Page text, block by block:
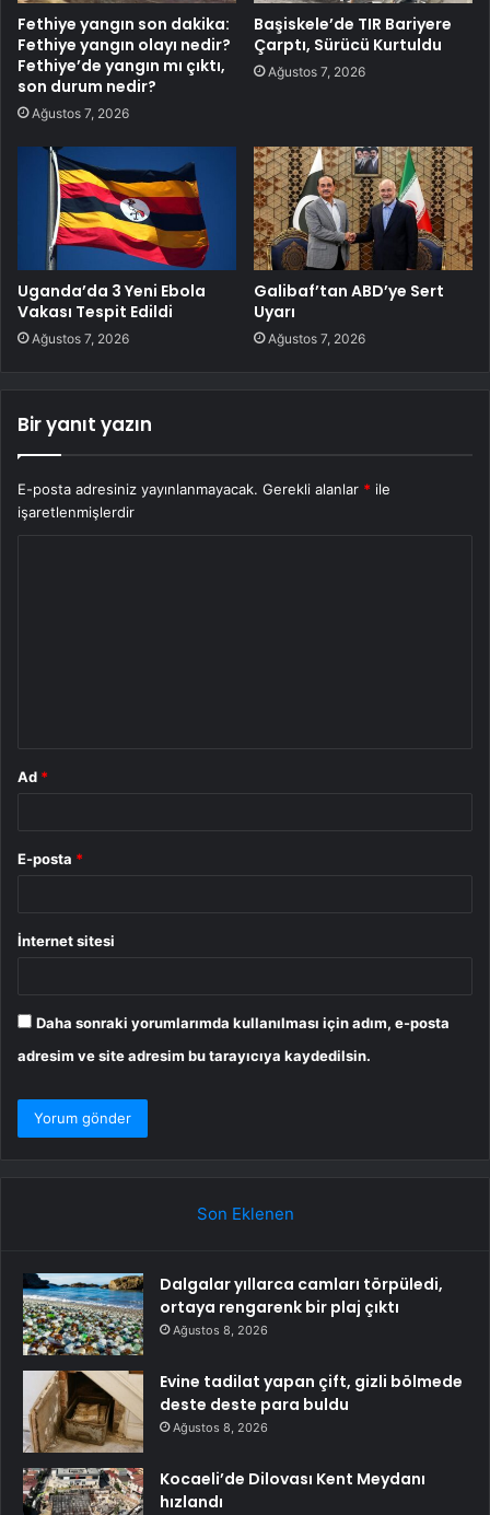
Fethiye yangın son dakika:
Fethiye yangın olayı nedir?
Fethiye’de yangın mı çıktı,
son durum nedir?
Ağustos 7, 2026
Başiskele’de TIR Bariyere
Çarptı, Sürücü Kurtuldu
Ağustos 7, 2026
Uganda’da 3 Yeni Ebola
Vakası Tespit Edildi
Ağustos 7, 2026
Galibaf’tan ABD’ye Sert
Uyarı
Ağustos 7, 2026
Bir yanıt yazın
E-posta adresiniz yayınlanmayacak. Gerekli alanlar * ile
işaretlenmişlerdir
Ad *
E-posta *
İnternet sitesi
Daha sonraki yorumlarımda kullanılması için adım, e-posta
adresim ve site adresim bu tarayıcıya kaydedilsin.
Son Eklenen
Dalgalar yıllarca camları törpüledi,
ortaya rengarenk bir plaj çıktı
Ağustos 8, 2026
Evine tadilat yapan çift, gizli bölmede
deste deste para buldu
Ağustos 8, 2026
Kocaeli’de Dilovası Kent Meydanı
hızlandı